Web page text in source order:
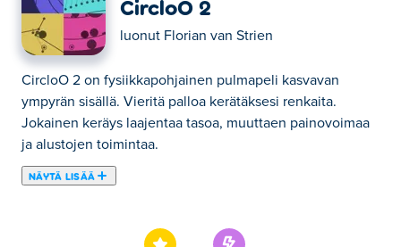
CircloO 2
luonut Florian van Strien
CircloO 2 on fysiikkapohjainen pulmapeli kasvavan
ympyrän sisällä. Vieritä palloa kerätäksesi renkaita.
Jokainen keräys laajentaa tasoa, muuttaen painovoimaa
ja alustojen toimintaa.
NÄYTÄ LISÄÄ